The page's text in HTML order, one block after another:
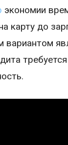
экономии
карту до